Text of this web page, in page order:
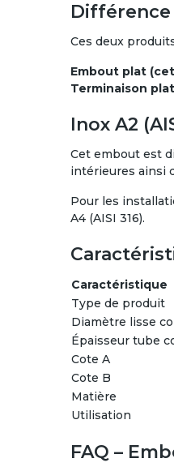
Ces deux
Embout plat
Terminaison
Inox A2
Cet embout est
intérieures ainsi
Pour les
A4 (AISI 316).
Caractéristique
Type de produit
Diamètre lisse
Épaisseur tube
Cote A
Cote B
Matière
Utilisation
FAQ –